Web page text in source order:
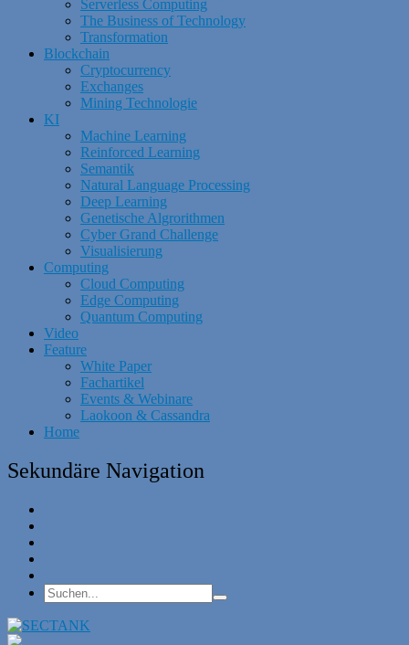
Serverless Computing
The Business of Technology
Transformation
Blockchain
Cryptocurrency
Exchanges
Mining Technologie
KI
Machine Learning
Reinforced Learning
Semantik
Natural Language Processing
Deep Learning
Genetische Algrorithmen
Cyber Grand Challenge
Visualisierung
Computing
Cloud Computing
Edge Computing
Quantum Computing
Video
Feature
White Paper
Fachartikel
Events & Webinare
Laokoon & Cassandra
Home
Sekundäre Navigation